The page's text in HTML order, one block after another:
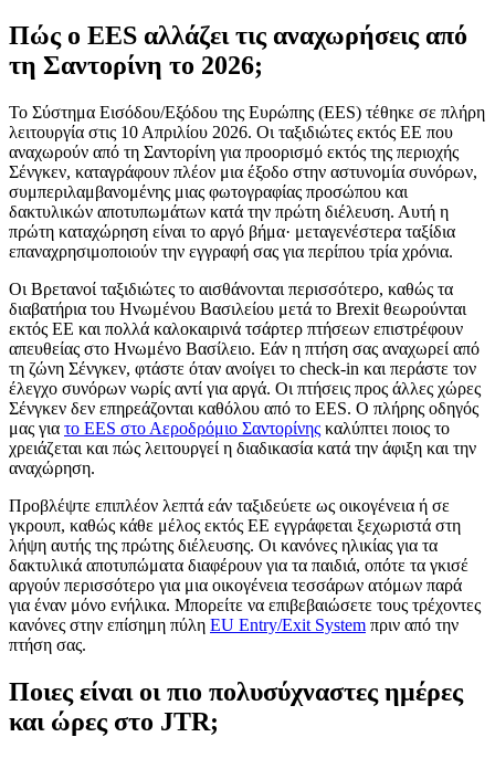
Πώς ο EES αλλάζει τις αναχωρήσεις από
τη Σαντορίνη το 2026;
Το Σύστημα Εισόδου/Εξόδου της Ευρώπης (EES) τέθηκε σε πλήρη
λειτουργία στις 10 Απριλίου 2026. Οι ταξιδιώτες εκτός ΕΕ που
αναχωρούν από τη Σαντορίνη για προορισμό εκτός της περιοχής
Σένγκεν, καταγράφουν πλέον μια έξοδο στην αστυνομία συνόρων,
συμπεριλαμβανομένης μιας φωτογραφίας προσώπου και
δακτυλικών αποτυπωμάτων κατά την πρώτη διέλευση. Αυτή η
πρώτη καταχώρηση είναι το αργό βήμα· μεταγενέστερα ταξίδια
επαναχρησιμοποιούν την εγγραφή σας για περίπου τρία χρόνια.
Οι Βρετανοί ταξιδιώτες το αισθάνονται περισσότερο, καθώς τα
διαβατήρια του Ηνωμένου Βασιλείου μετά το Brexit θεωρούνται
εκτός ΕΕ και πολλά καλοκαιρινά τσάρτερ πτήσεων επιστρέφουν
απευθείας στο Ηνωμένο Βασίλειο. Εάν η πτήση σας αναχωρεί από
τη ζώνη Σένγκεν, φτάστε όταν ανοίγει το check-in και περάστε τον
έλεγχο συνόρων νωρίς αντί για αργά. Οι πτήσεις προς άλλες χώρες
Σένγκεν δεν επηρεάζονται καθόλου από το EES. Ο πλήρης οδηγός
μας για το EES στο Αεροδρόμιο Σαντορίνης καλύπτει ποιος το
χρειάζεται και πώς λειτουργεί η διαδικασία κατά την άφιξη και την
αναχώρηση.
Προβλέψτε επιπλέον λεπτά εάν ταξιδεύετε ως οικογένεια ή σε
γκρουπ, καθώς κάθε μέλος εκτός ΕΕ εγγράφεται ξεχωριστά στη
λήψη αυτής της πρώτης διέλευσης. Οι κανόνες ηλικίας για τα
δακτυλικά αποτυπώματα διαφέρουν για τα παιδιά, οπότε τα γκισέ
αργούν περισσότερο για μια οικογένεια τεσσάρων ατόμων παρά
για έναν μόνο ενήλικα. Μπορείτε να επιβεβαιώσετε τους τρέχοντες
κανόνες στην επίσημη πύλη EU Entry/Exit System πριν από την
πτήση σας.
Ποιες είναι οι πιο πολυσύχναστες ημέρες
και ώρες στο JTR;